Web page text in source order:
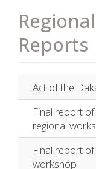
Reports
Act of the
Final report
regional
Final report
workshop